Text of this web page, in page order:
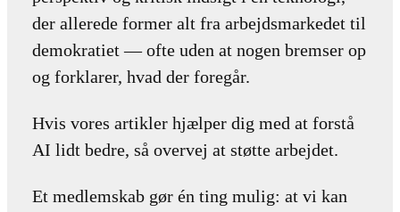
der allerede former alt fra arbejdsmarkedet til
demokratiet — ofte uden at nogen bremser op
og forklarer, hvad der foregår.
Hvis vores artikler hjælper dig med at forstå
AI lidt bedre, så overvej at støtte arbejdet.
Et medlemskab gør én ting mulig: at vi kan